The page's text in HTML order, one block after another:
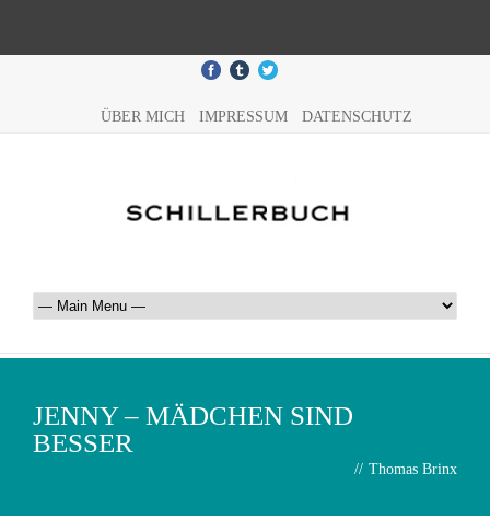
ÜBER MICH IMPRESSUM DATENSCHUTZ
JENNY – MÄDCHEN SIND
BESSER
// Thomas Brinx